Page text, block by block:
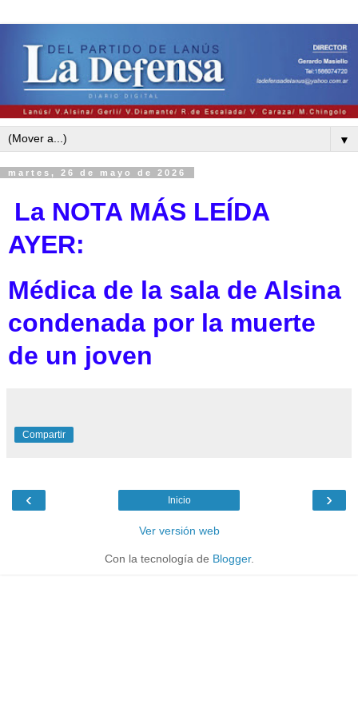
▼
martes, 26 de mayo de 2026
La NOTA MÁS LEÍDA
AYER:
Médica de la sala de Alsina
condenada por la muerte
de un joven
Compartir
‹ ›
Inicio
Ver versión web
Con la tecnología de Blogger.